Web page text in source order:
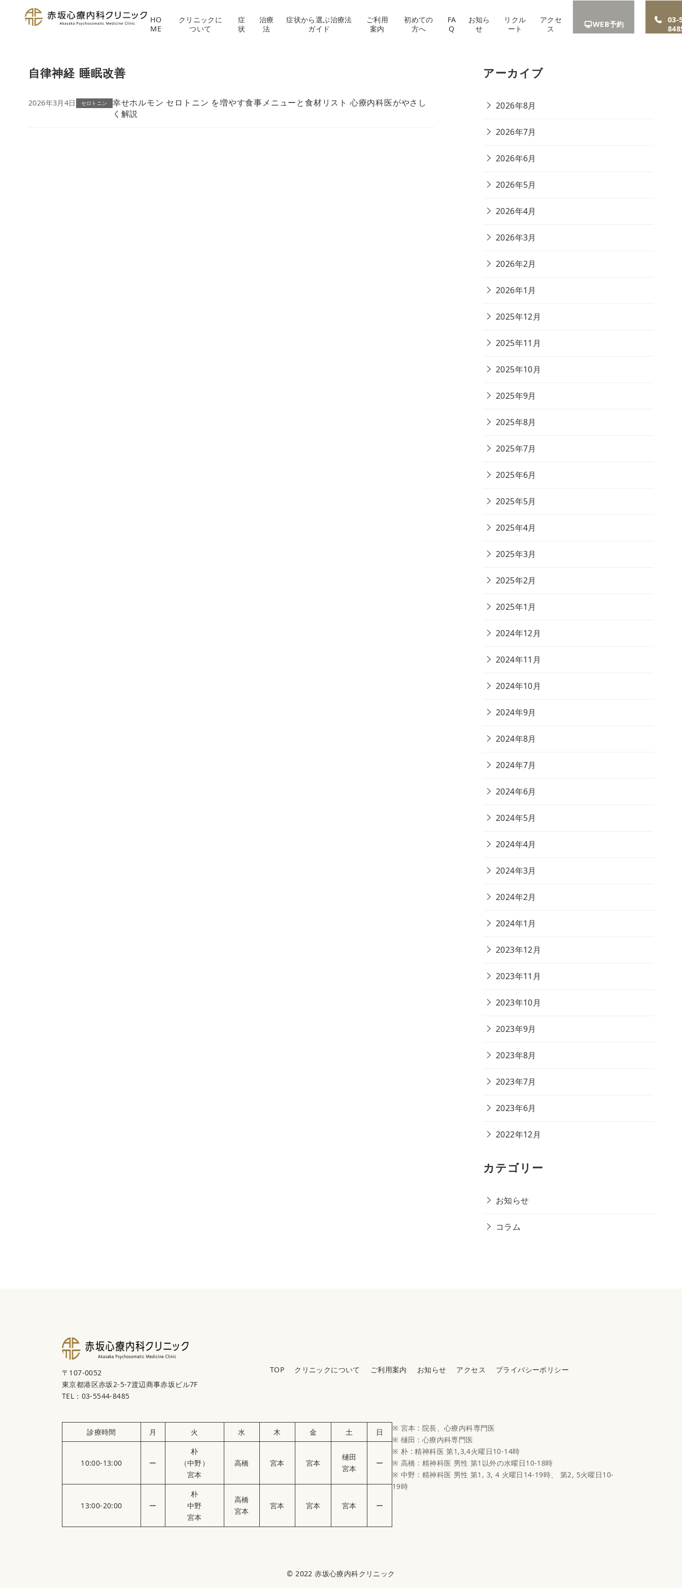
HO
ME
クリニックに
ついて
症
状
治療
法
症状から選ぶ治療法
ガイド
ご利用
案内
初めての
方へ
FA
Q
お知ら
せ
リクル
ート
アクセ
ス
WEB予約
03-
自律神経 睡眠改善
2026年3月4日 セロトニン
幸せホルモン セロトニン を増やす食事メニューと食材リスト 心療内科医がやさし
く解説
アーカイブ
2026年8月
2026年7月
2026年6月
2026年5月
2026年4月
2026年3月
2026年2月
2026年1月
2025年12月
2025年11月
2025年10月
2025年9月
2025年8月
2025年7月
2025年6月
2025年5月
2025年4月
2025年3月
2025年2月
2025年1月
2024年12月
2024年11月
2024年10月
2024年9月
2024年8月
2024年7月
2024年6月
2024年5月
2024年4月
2024年3月
2024年2月
2024年1月
2023年12月
2023年11月
2023年10月
2023年9月
2023年8月
2023年7月
2023年6月
2022年12月
カテゴリー
お知らせ
コラム
〒107-0052
東京都港区赤坂2-5-7渡辺商事赤坂ビル7F
TEL：03-5544-8485
TOP クリニックについて ご利用案内 お知らせ アクセス プライバシーポリシー
診療時間 月 火 水 木 金 土 日
10:00-13:00 ー
朴
（中野）
宮本
高橋 宮本 宮本
樋田
宮本
ー
13:00-20:00 ー
朴
中野
宮本
高橋
宮本
宮本 宮本 宮本 ー
※ 宮本 : 院長、心療内科専門医
※ 樋田 : 心療内科専門医
※ 朴 : 精神科医 第1,3,4火曜日10-14時
※ 高橋 : 精神科医 男性 第1以外の水曜日10-18時
※ 中野 : 精神科医 男性 第1, 3, 4 火曜日14-19時、 第2, 5火曜日10-
19時
© 2022赤坂心療内科クリニック